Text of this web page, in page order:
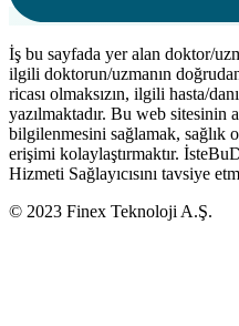
İş bu sayfada yer alan doktor/
ilgili doktorun/uzmanın
ricası olmaksızın, ilgili hasta/
yazılmaktadır. Bu web sitesinin
bilgilenmesini sağlamak, sağlık
erişimi kolaylaştırmaktır.
Hizmeti Sağlayıcısını tavsiye
© 2023 Finex Teknoloji A.Ş.